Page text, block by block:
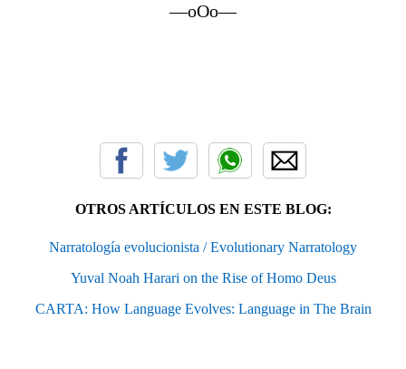
—oOo—
OTROS ARTÍCULOS EN ESTE BLOG:
Narratología evolucionista / Evolutionary Narratology
Yuval Noah Harari on the Rise of Homo Deus
CARTA: How Language Evolves: Language in The Brain